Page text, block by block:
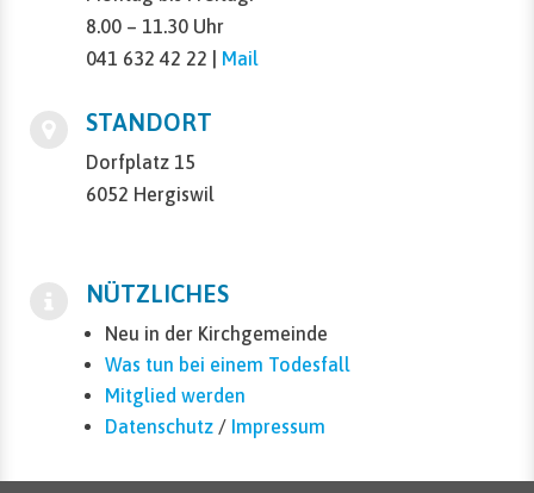
8.00 – 11.30 Uhr
041 632 42 22 | Mail
STANDORT
Dorfplatz 15
6052 Hergiswil
NÜTZLICHES
Neu in der Kirchgemeinde
Was tun bei einem Todesfall
Mitglied werden
Datenschutz/ Impressum